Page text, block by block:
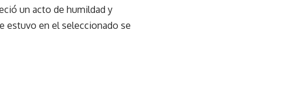
un acto de humildad y
estuvo en el seleccionado se